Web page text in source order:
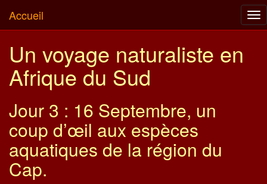
Accueil
Un voyage naturaliste en
Afrique du Sud
Jour 3 : 16 Septembre, un
coup d’œil aux espèces
aquatiques de la région du
Cap.